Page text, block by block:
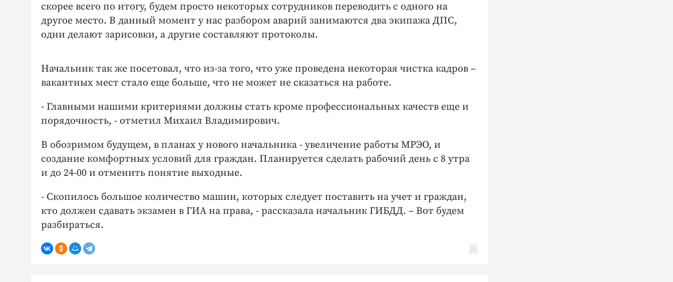
скорее всего по итогу, будем просто некоторых сотрудников переводить с одного на
другое место. В данный момент у нас разбором аварий занимаются два экипажа ДПС,
одни делают зарисовки, а другие составляют протоколы.
Начальник так же посетовал, что из-за того, что уже проведена некоторая чистка кадров –
вакантных мест стало еще больше, что не может не сказаться на работе.
- Главными нашими критериями должны стать кроме профессиональных качеств еще и
порядочность, - отметил Михаил Владимирович.
В обозримом будущем, в планах у нового начальника - увеличение работы МРЭО, и
создание комфортных условий для граждан. Планируется сделать рабочий день с 8 утра
и до 24-00 и отменить понятие выходные.
- Скопилось большое количество машин, которых следует поставить на учет и граждан,
кто должен сдавать экзамен в ГИА на права, - рассказала начальник ГИБДД. – Вот будем
разбираться.